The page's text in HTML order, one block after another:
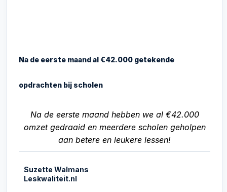
Na de eerste maand al €42.000 getekende
opdrachten bij scholen
Na de eerste maand hebben we al €42.000
omzet gedraaid en meerdere scholen geholpen
aan betere en leukere lessen!
Suzette Walmans
Leskwaliteit.nl